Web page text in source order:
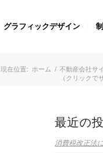
グラフィックデザイン
現在位置: ホーム / 不動産会社サ
（クリックで
最近の
消費税改正法